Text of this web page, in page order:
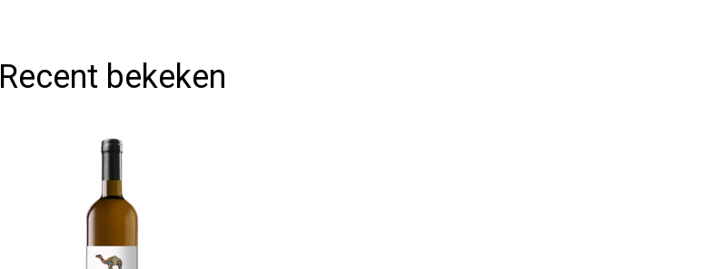
Recent bekeken